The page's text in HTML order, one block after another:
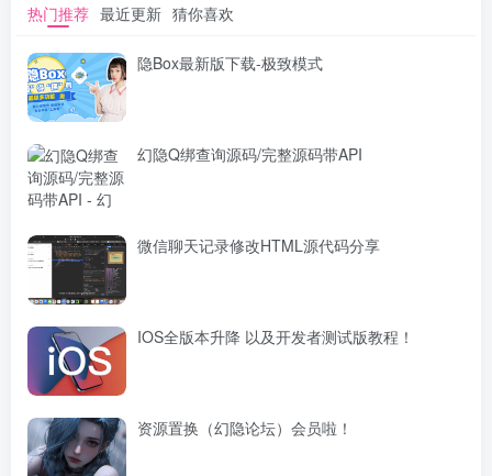
热门推荐 最近更新 猜你喜欢
隐Box最新版下载-极致模式
幻隐Q绑查询源码/完整源码带API
微信聊天记录修改HTML源代码分享
IOS全版本升降 以及开发者测试版教程！
资源置换（幻隐论坛）会员啦！